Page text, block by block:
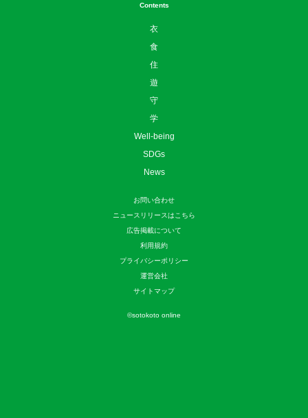
Contents
衣
食
住
遊
守
学
Well-being
SDGs
News
お問い合わせ
ニュースリリースはこちら
広告掲載について
利用規約
プライバシーポリシー
運営会社
サイトマップ
©sotokoto online